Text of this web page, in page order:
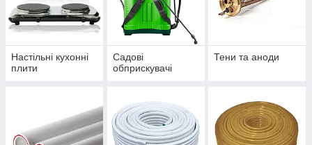
Настільні кухонні
плити
Садові
обприскувачі
Тени та аноди